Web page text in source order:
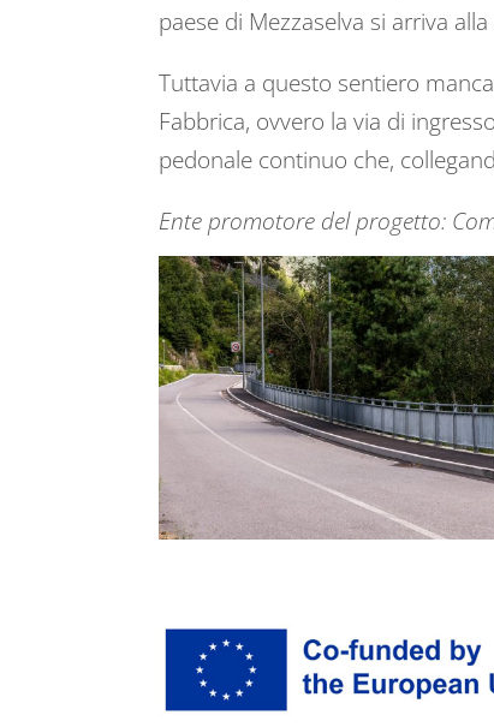
paese di Mezzaselva si arriva
Tuttavia a questo sentiero
Fabbrica, ovvero la via di
pedonale continuo che,
Ente promotore del progetto: